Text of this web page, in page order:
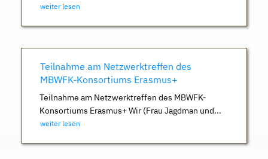
weiter lesen
Teilnahme am Netzwerktreffen des
MBWFK-Konsortiums Erasmus+
Teilnahme am Netzwerktreffen des MBWFK-
Konsortiums Erasmus+ Wir (Frau Jagdman und...
weiter lesen